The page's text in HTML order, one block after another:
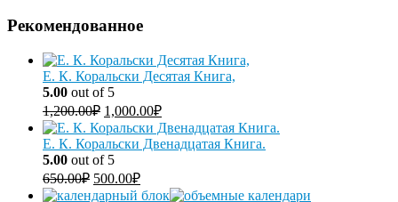
Рекомендованное
Е. К. Коральски Десятая Книга,
5.00 out of 5
1,200.00₽ 1,000.00₽
Е. К. Коральски Двенадцатая Книга.
5.00 out of 5
650.00₽ 500.00₽